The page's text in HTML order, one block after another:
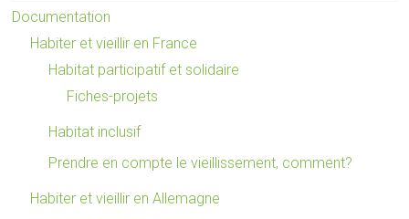
Documentation
Habiter et vieillir en France
Habitat participatif et solidaire
Fiches-projets
Habitat inclusif
Prendre en compte le vieillissement, comment?
Habiter et vieillir en Allemagne